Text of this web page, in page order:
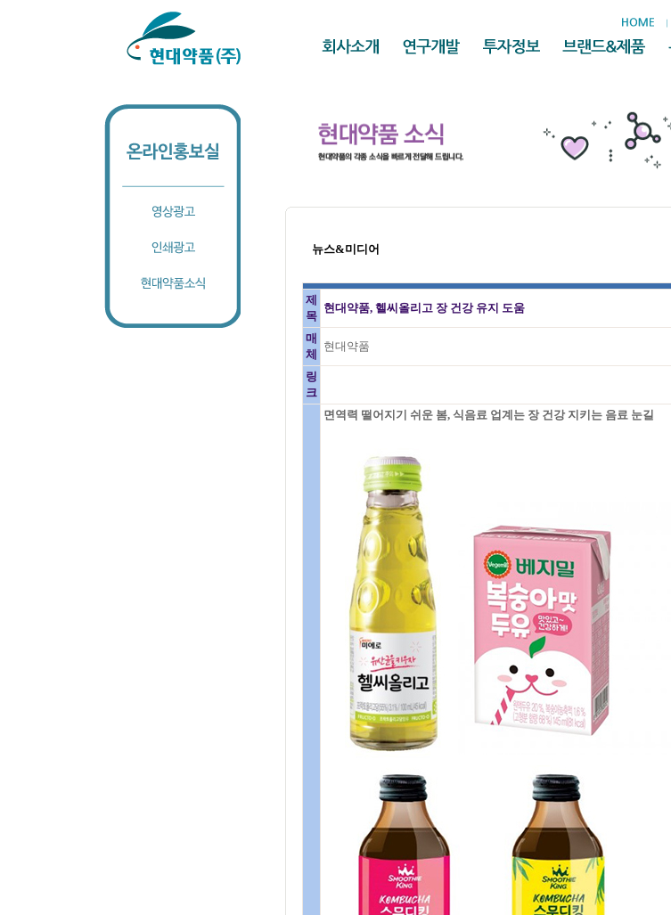
뉴스&미디어
제
목
현대약품, 헬씨올리고 장 건강 유지 도움
매
체
현대약품
링
크
면역력 떨어지기 쉬운 봄, 식음료 업계는 장 건강 지키는 음료 눈길